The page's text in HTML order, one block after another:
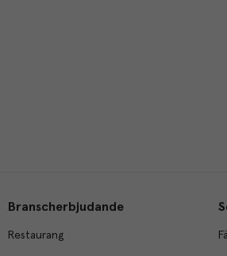
Branscherbjudande
Restaurang